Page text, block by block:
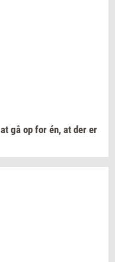
at gå op for én, at der er